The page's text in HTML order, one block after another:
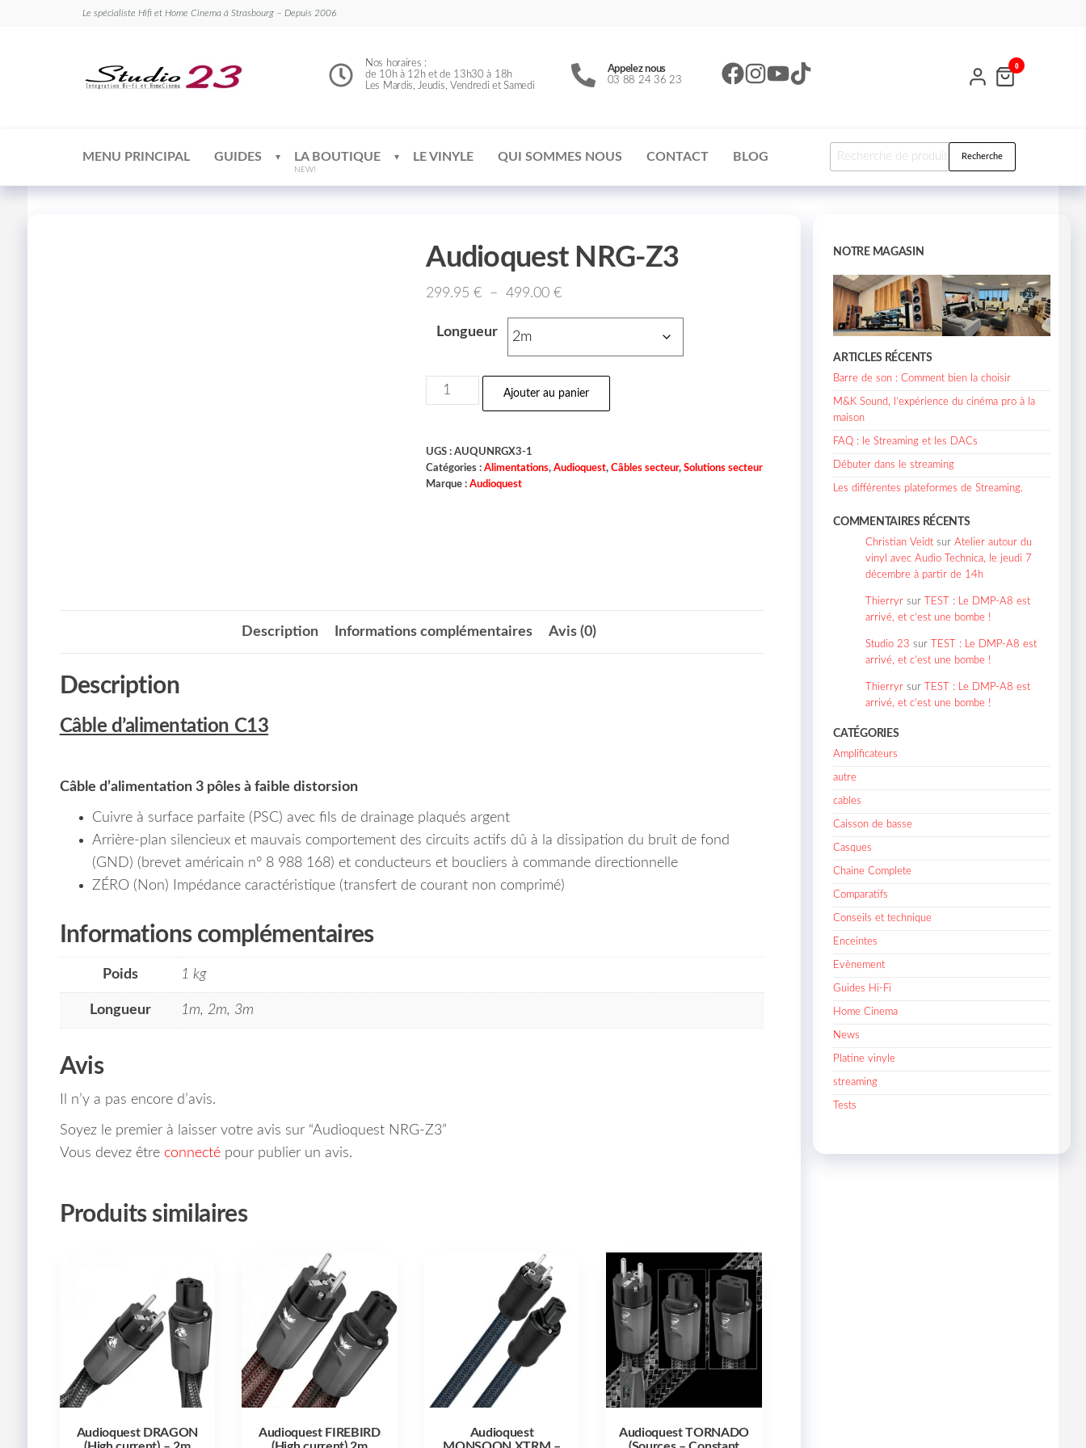
Le spécialiste Hifi et Home Cinema à Strasbourg – Depuis 2006
Nos horaires :
de 10h à 12h et de 13h30 à 18h
Les Mardis, Jeudis, Vendredi et Samedi
Appelez nous
03 88 24 36 23
0
MENU PRINCIPAL GUIDES LA BOUTIQUE
NEW!
LE VINYLE QUI SOMMES NOUS CONTACT BLOG Recherche
Audioquest NRG-Z3
299.95€ – 499.00€
Longueur
Ajouter au panier
UGS :AUQUNRGX3-1
Catégories :Alimentations,Audioquest,Câbles secteur,Solutions secteur
Marque :Audioquest
Description Informations complémentaires Avis (0)
Description
Câble d’alimentation C13
Câble d’alimentation 3 pôles à faible distorsion
Cuivre à surface parfaite (PSC) avec fils de drainage plaqués argent
Arrière-plan silencieux et mauvais comportement des circuits actifs dû à la dissipation du bruit de fond
(GND) (brevet américain n° 8 988 168) et conducteurs et boucliers à commande directionnelle
ZÉRO (Non) Impédance caractéristique (transfert de courant non comprimé)
Informations complémentaires
Poids 1 kg
Longueur 1m, 2m, 3m
Avis
Il n’y a pas encore d’avis.
Soyez le premier à laisser votre avis sur “Audioquest NRG-Z3”
Vous devez être connectépour publier un avis.
Produits similaires
Audioquest DRAGON
Audioquest FIREBIRD
Audioquest
Audioquest TORNADO
NOTRE MAGASIN
ARTICLES RÉCENTS
Barre de son : Comment bien la choisir
M&K Sound, l’expérience du cinéma pro à la
maison
FAQ : le Streaming et les DACs
Débuter dans le streaming
Les différentes plateformes de Streaming.
COMMENTAIRES RÉCENTS
Christian Veidt surAtelier autour du
vinyl avec Audio Technica, le jeudi 7
décembre à partir de 14h
Thierryr sur
TEST : Le DMP-A8 est
arrivé, et c’est une bombe !
Studio 23 sur
TEST : Le DMP-A8 est
arrivé, et c’est une bombe !
Thierryr sur
TEST : Le DMP-A8 est
arrivé, et c’est une bombe !
CATÉGORIES
Amplificateurs
autre
cables
Caisson de basse
Casques
Chaine Complete
Comparatifs
Conseils et technique
Enceintes
Evènement
Guides Hi-Fi
Home Cinema
News
Platine vinyle
streaming
Tests